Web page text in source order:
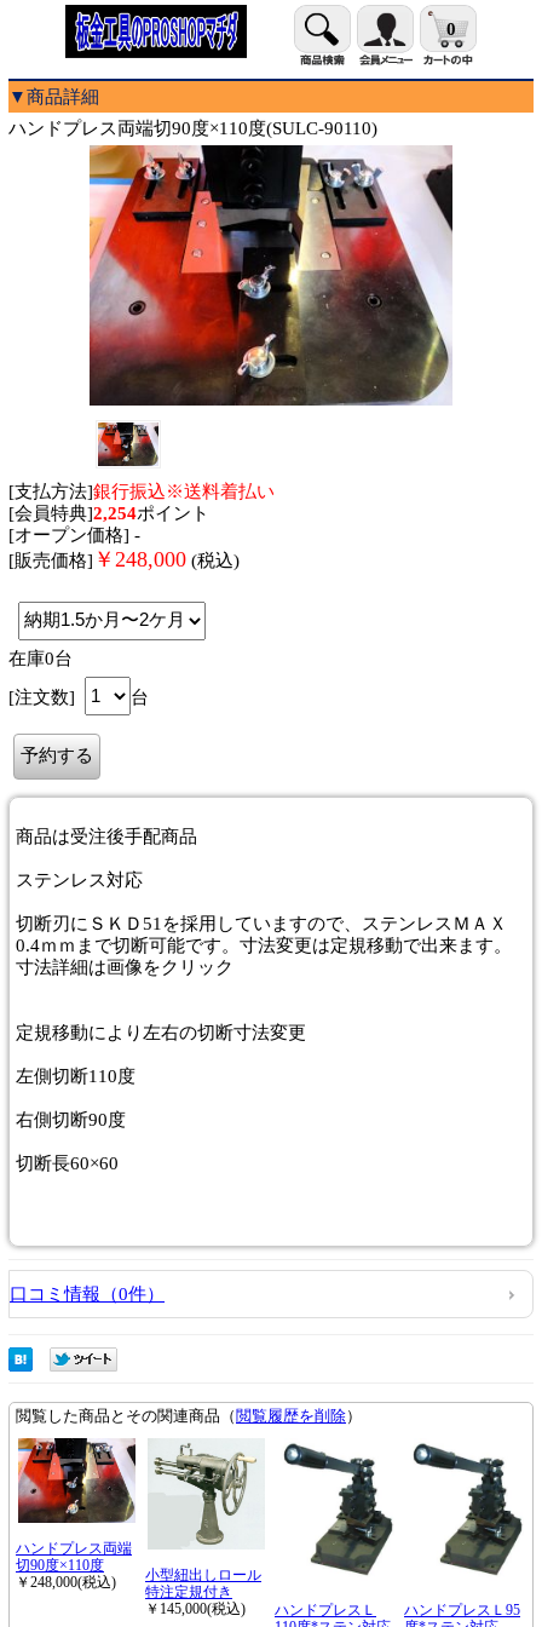
0
▼商品詳細
ハンドプレス両端切90度×110度(SULC-90110)
[支払方法]銀行振込※送料着払い
[会員特典]2,254ポイント
[オープン価格] -
[販売価格] ￥ 248,000 (税込)
在庫0台
[注文数]
台
商品は受注後手配商品
ステンレス対応
切断刃にＳＫＤ51を採用していますので、ステンレスＭＡＸ
0.4ｍｍまで切断可能です。寸法変更は定規移動で出来ます。
寸法詳細は画像をクリック
定規移動により左右の切断寸法変更
左側切断110度
右側切断90度
切断長60×60
口コミ情報（0件）